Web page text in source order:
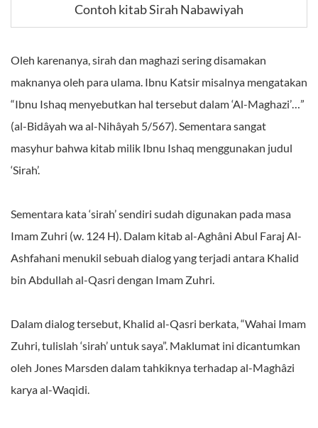
Contoh kitab Sirah Nabawiyah
Oleh karenanya, sirah dan maghazi sering disamakan
maknanya oleh para ulama. Ibnu Katsir misalnya mengatakan
“Ibnu Ishaq menyebutkan hal tersebut dalam ‘Al-Maghazi’…”
(al-Bidâyah wa al-Nihâyah 5/567). Sementara sangat
masyhur bahwa kitab milik Ibnu Ishaq menggunakan judul
‘Sirah’.
Sementara kata ‘sirah’ sendiri sudah digunakan pada masa
Imam Zuhri (w. 124 H). Dalam kitab al-Aghâni Abul Faraj Al-
Ashfahani menukil sebuah dialog yang terjadi antara Khalid
bin Abdullah al-Qasri dengan Imam Zuhri.
Dalam dialog tersebut, Khalid al-Qasri berkata, “Wahai Imam
Zuhri, tulislah ‘sirah’ untuk saya”. Maklumat ini dicantumkan
oleh Jones Marsden dalam tahkiknya terhadap al-Maghâzi
karya al-Waqidi.